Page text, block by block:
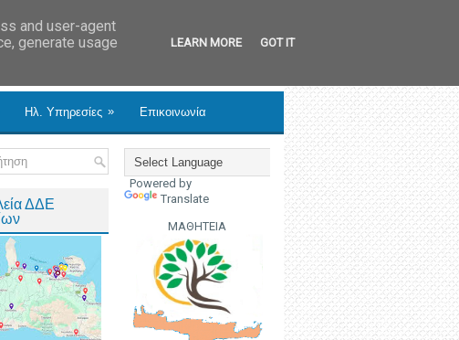
Ηλ. Υπηρεσίες » Επικοινωνία
ΔΔΕ
Powered by
Translate
ΜΑΘΗΤΕΙΑ
and user-agent
generate usage
LEARN MORE GOT IT